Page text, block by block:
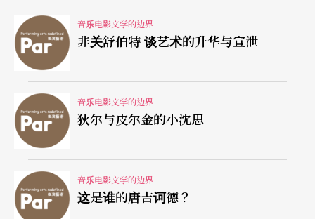
电影《梦幻舞神》是另一部透过舞蹈边缘战斗颠覆
霸权的电影，但它设定的主题是男女关系，因此电
影中的舞蹈，是以男性为主体、男性领导女性的探
戈舞蹈为主要舞步，可是导演透过女主角的身分，
植入温和的颠覆，因为女主角是电影导演。她在跳
探戈时，是出现了主导舞步、影响男伴落脚的致命
缺陷，但男主角一样有这致命缺陷，因为当他跟她
一同进入电影界，男主角一样想干预引导女主角的
导演计划。女主角带他入电影界时，问他：「你预
音乐电影文学的边界
非关舒伯特 谈艺术的升华与宣泄
音乐电影文学的边界
狄尔与皮尔金的小沈思
音乐电影文学的边界
这是谁的唐吉诃德？